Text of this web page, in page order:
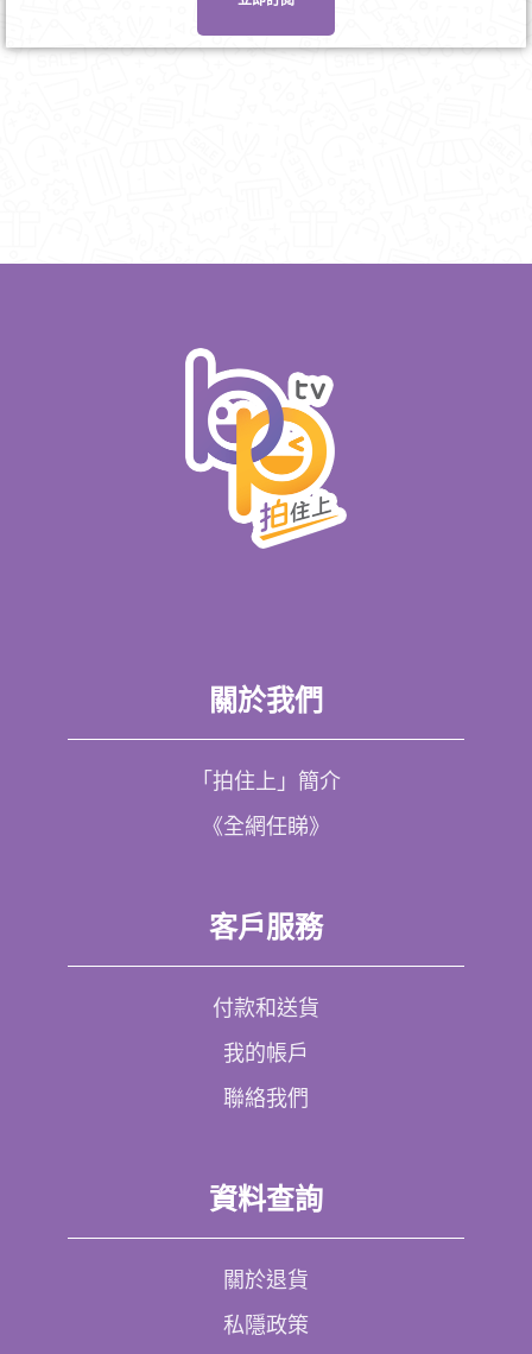
關於我們
「拍住上」簡介
《全網任睇》
客戶服務
付款和送貨
我的帳戶
聯絡我們
資料查詢
關於退貨
私隱政策